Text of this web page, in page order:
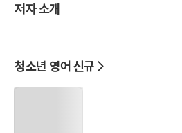
저자 소개
청소년 영어 신규